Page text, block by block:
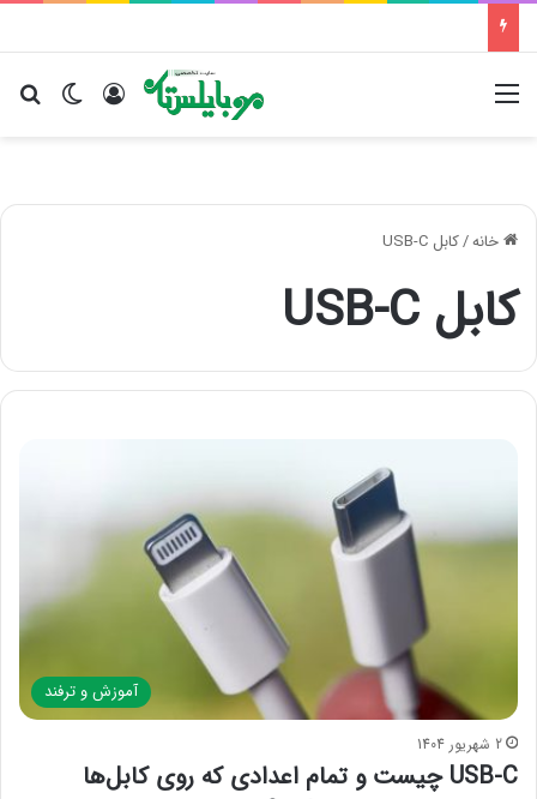
تغییر ورود
خانه/کابل USB-C
کابل USB-C
آموزش و ترفند
2 شهریور 1404
USB-C چیست و تمام اعدادی که روی کابل‌ها